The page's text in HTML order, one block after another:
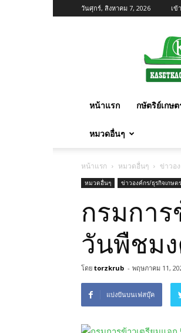
วันศุกร์, สิงหาคม 7, 2026 เข้
หน้าแรก กษัตริย์เกษต
หมวดอื่นๆ
หน้าแรก หมวดอื่นๆ ข่าวอ
หมวดอื่นๆ ข่าวองค์กร/ธุรกิจเกษตร
กรมการ
วันพืชม
โดย torzkrub - พฤษภาคม 11,
แบ่งปันบนเฟสบุ๊ค